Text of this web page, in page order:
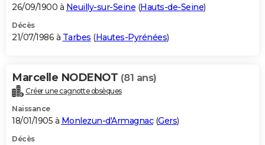
26/09/1900 à Neuilly-sur-Seine (Hauts-de-Seine)
Décès
21/07/1986 à Tarbes (Hautes-Pyrénées)
Marcelle NODENOT (81 ans)
Créer une cagnotte obsèques
Naissance
18/01/1905 à Monlezun-d'Armagnac(Gers)
Décès